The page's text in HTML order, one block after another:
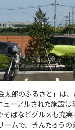
太郎のふるさと」は
ューアルされた施設
ばなどグルメも充
ームで、きんたろう